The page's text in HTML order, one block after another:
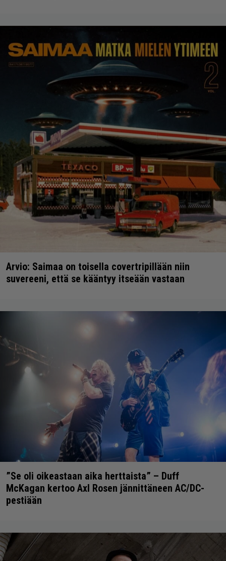
Arvio: Saimaa on toisella covertripillään niin
suvereeni, että se kääntyy itseään vastaan
”Se oli oikeastaan aika herttaista” – Duff
McKagan kertoo Axl Rosen jännittäneen AC/DC-
pestiään